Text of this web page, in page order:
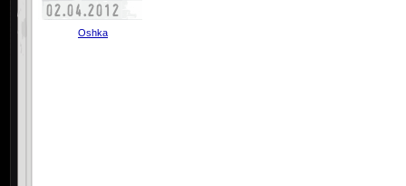
02.04.2012
Oshka